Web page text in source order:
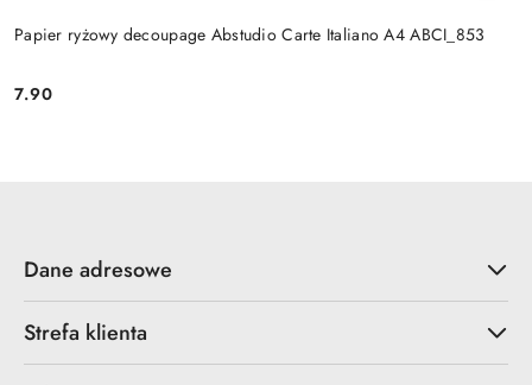
Papier ryżowy decoupage Abstudio Carte Italiano A4 ABCI_853
Cena:
7.90
Dane adresowe
Strefa klienta